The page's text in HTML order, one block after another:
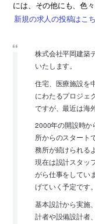
には、その他にも、色
新規の求人の投稿はこ
株式会社平岡建築
いたします。
住宅、医療施設を
にわたるプロジェ
ですが、最近は海
2000年の開設時か
所からのスタート
務所が続けられる
現在は設計スタッ
がら仕事をしてい
げていく予定です。
基本設計から実施
計者や設備設計者